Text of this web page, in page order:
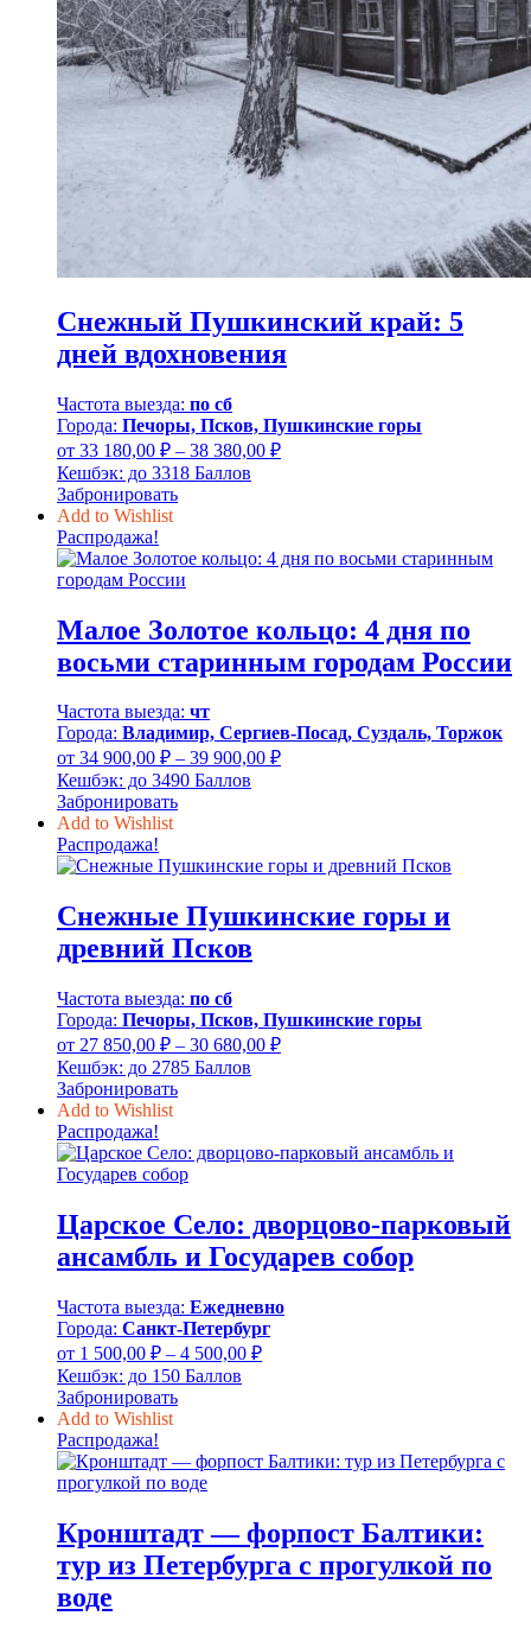
Снежный Пушкинский край: 5
дней вдохновения
Частота выезда: по сб
Города: Печоры, Псков, Пушкинские горы
от 33 180,00 ₽ – 38 380,00 ₽Диапазон
38
Кешбэк: до 3318 Баллов
Забронировать
Add to Wishlist
Распродажа!
Малое Золотое кольцо: 4 дня по
восьми старинным городам России
Частота выезда: чт
Города: Владимир, Сергиев-Посад, Суздаль, Торжок
от 34 900,00 ₽ – 39 900,00 ₽Диапазон
39
Кешбэк: до 3490 Баллов
Забронировать
Add to Wishlist
Распродажа!
Снежные Пушкинские горы и
древний Псков
Частота выезда: по сб
Города: Печоры, Псков, Пушкинские горы
от 27 850,00 ₽ – 30 680,00 ₽Диапазон
30
Кешбэк: до 2785 Баллов
Забронировать
Add to Wishlist
Распродажа!
Царское Село: дворцово-парковый
ансамбль и Государев собор
Частота выезда: Ежедневно
Города: Санкт-Петербург
от 1 500,00 ₽ – 4 500,00 ₽Диапазон
4
Кешбэк: до 150 Баллов
Забронировать
Add to Wishlist
Распродажа!
Кронштадт — форпост Балтики:
тур из Петербурга с прогулкой по
воде